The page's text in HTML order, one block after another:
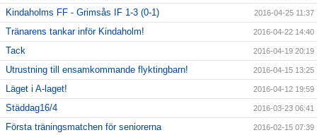
Kindaholms FF - Grimsås IF 1-3 (0-1) 2016-04-25 11:37
Tränarens tankar inför Kindaholm! 2016-04-22 14:40
Tack 2016-04-19 20:19
Utrustning till ensamkommande flyktingbarn! 2016-04-15 13:25
Läget i A-laget! 2016-04-12 19:59
Städdag16/4 2016-03-23 06:41
Första träningsmatchen för seniorerna 2016-02-15 07:39